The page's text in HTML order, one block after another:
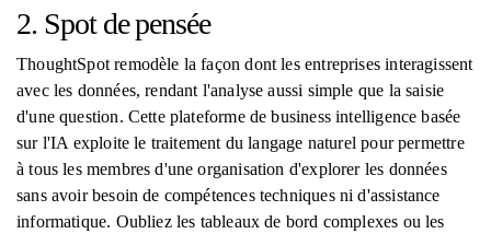
2. Spot de pensée
ThoughtSpot remodèle la façon dont les entreprises interagissent
avec les données, rendant l'analyse aussi simple que la saisie
d'une question. Cette plateforme de business intelligence basée
sur l'IA exploite le traitement du langage naturel pour permettre
à tous les membres d'une organisation d'explorer les données
sans avoir besoin de compétences techniques ni d'assistance
informatique. Oubliez les tableaux de bord complexes ou les